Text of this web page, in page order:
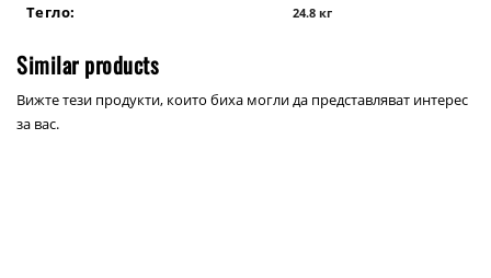
Тегло: 24.8 кг
Similar products
Вижте тези продукти, които биха могли да представляват интерес
за вас.